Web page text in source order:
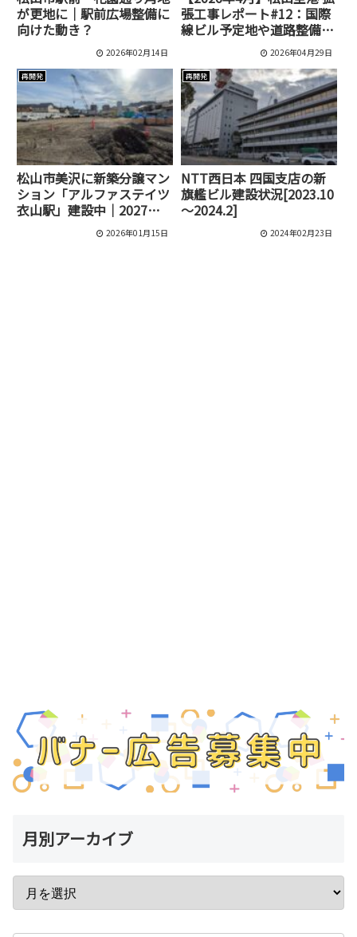
が更地に｜駅前広場整備に
向けた動き？
2026年02月14日
張工事レポート#12：国際
線ビル予定地や道路整備の
2026年04月29日
再開発
松山市美沢に新築分譲マン
ション「アルファステイツ
衣山駅」建設中｜2027年
2026年01月15日
再開発
NTT西日本 四国支店の新
旗艦ビル建設状況[2023.10
～2024.2]
2024年02月23日
月別アーカイブ